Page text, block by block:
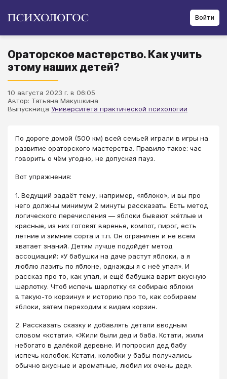
Войти
Ораторское мастерство. Как учить
этому наших детей?
10 августа 2023 г. в 06:05
Автор: Татьяна Макушкина
Выпускница Университета практической психологии
По дороге домой (500 км) всей семьей играли в игры на
развитие ораторского мастерства. Правило такое: час
говорить о чём угодно, не допуская пауз.
Вот упражнения:
1. Ведущий задаёт тему, например, «яблоко», и вы про
него должны минимум 2 минуты рассказать. Есть метод
логического перечисления — яблоки бывают жётлые и
красные, из них готовят варенье, компот, пирог, есть
летние и зимние сорта и т.п. Он ограничен и не всем
хватает знаний. Детям лучше подойдёт метод
ассоциаций: «У бабушки на даче растут яблоки, а я
люблю лазить по яблоне, однажды я с неё упал». И
рассказ про то, как упал, и ещё бабушка варит вкусную
шарлотку. Чтоб испечь шарлотку «я собираю яблоки
в такую-то корзину» и историю про то, как собираем
яблоки, затем переходим к видам корзин.
2. Рассказать сказку и добавлять детали вводным
словом «кстати». «Жили были дед и баба. Кстати, жили
небогато в далёкой деревне. И попросил дед бабу
испечь колобок. Кстати, колобки у бабы получались
обычно вкусные и ароматные, любил их очень дед».